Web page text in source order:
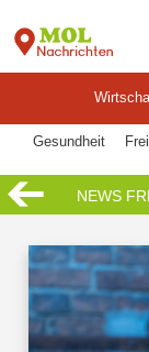
Gesundheit
NEWS